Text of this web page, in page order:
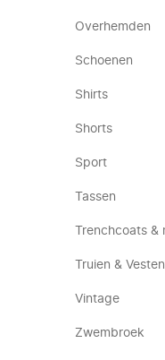
Overhemden
Schoenen
Shirts
Shorts
Sport
Tassen
Trenchcoats &
Truien & Vesten
Vintage
Zwembroek